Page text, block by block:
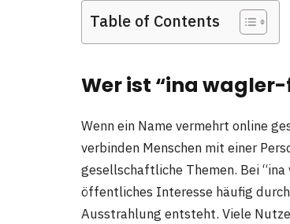
Table of Contents
Wer ist “ina
Wenn ein Name vermehrt online
verbinden Menschen mit einer
gesellschaftliche Themen. Bei
öffentliches Interesse häufig
Ausstrahlung entsteht. Viele